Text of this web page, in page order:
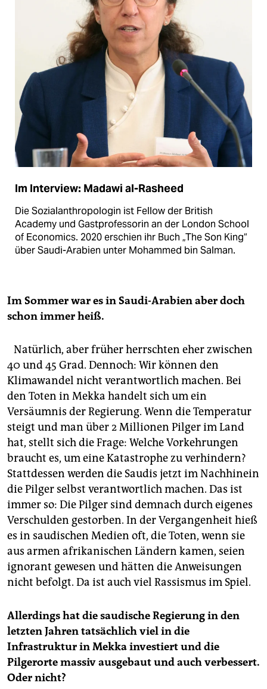
Im Interview: Madawi al-Rasheed
Die Sozialanthropologin ist Fel­low der British
Academy und Gastprofessorin an der London School
of Economics. 2020 er­schien ihr Buch „The Son King“
über Saudi-Arabien unter Mohammed bin Salman.
Im Sommer war es in Saudi-Arabien aber doch
schon immer heiß.
Natürlich, aber früher herrschten eher zwischen
40 und 45 Grad. Dennoch: Wir können den
Klimawandel nicht verantwortlich machen. Bei
den Toten in Mekka handelt sich um ein
Versäumnis der Regierung. Wenn die Temperatur
steigt und man über 2 Millionen Pilger im Land
hat, stellt sich die Frage: Welche Vorkehrungen
braucht es, um eine Katastrophe zu verhindern?
Stattdessen werden die Saudis jetzt im Nachhinein
die Pilger selbst verantwortlich machen. Das ist
immer so: Die Pilger sind demnach durch eigenes
Verschulden gestorben. In der Vergangenheit hieß
es in saudischen Medien oft, die Toten, wenn sie
aus armen afrikanischen Ländern kamen, seien
ignorant gewesen und hätten die Anweisungen
nicht befolgt. Da ist auch viel Rassismus im Spiel.
Allerdings hat die saudische Regierung in den
letzten Jahren tatsächlich viel in die
Infrastruktur in Mekka investiert und die
Pilgerorte massiv ausgebaut und auch verbessert.
Oder nicht?